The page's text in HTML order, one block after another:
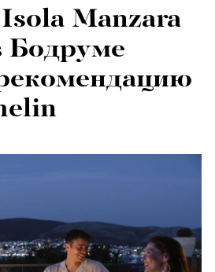
Manzara
Бодруме